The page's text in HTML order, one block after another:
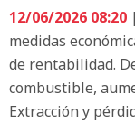
12/06/2026 08:20
medidas
de rentabilidad.
combustible,
Extracción y